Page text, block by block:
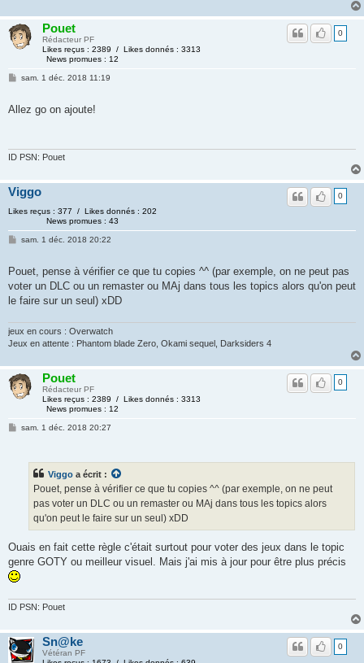
Pouet
Rédacteur PF
Likes reçus : 2389 / Likes donnés : 3313
News promues : 12
0
sam. 1 déc. 2018 11:19
Allez go on ajoute!
ID PSN: Pouet
Viggo
Likes reçus : 377 / Likes donnés : 202
News promues : 43
0
sam. 1 déc. 2018 20:22
Pouet, pense à vérifier ce que tu copies ^^ (par exemple, on ne peut pas
voter un DLC ou un remaster ou MAj dans tous les topics alors qu'on peut
le faire sur un seul) xDD
jeux en cours : Overwatch
Jeux en attente : Phantom blade Zero, Okami sequel, Darksiders 4
Pouet
Rédacteur PF
Likes reçus : 2389 / Likes donnés : 3313
News promues : 12
0
sam. 1 déc. 2018 20:27
Viggo a écrit :
Pouet, pense à vérifier ce que tu copies ^^ (par exemple, on ne peut
pas voter un DLC ou un remaster ou MAj dans tous les topics alors
qu'on peut le faire sur un seul) xDD
Ouais en fait cette règle c'était surtout pour voter des jeux dans le topic
genre GOTY ou meilleur visuel. Mais j'ai mis à jour pour être plus précis
ID PSN: Pouet
Sn@ke
Vétéran PF
0